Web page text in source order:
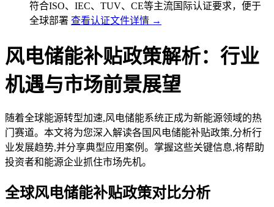
符合ISO、IEC、TUV、CE等主流国际认证要求，便于
全球部署 查看认证文件详情 →
风电储能补贴政策解析：行业
机遇与市场前景展望
随着全球能源转型加速,风电储能系统正成为新能源领域的热
门赛道。本文将为您深入解读各国风电储能补贴政策,分析行
业发展趋势,并分享典型应用案例。掌握这些关键信息,将帮助
投资者和能源企业抓住市场先机。
全球风电储能补贴政策对比分析